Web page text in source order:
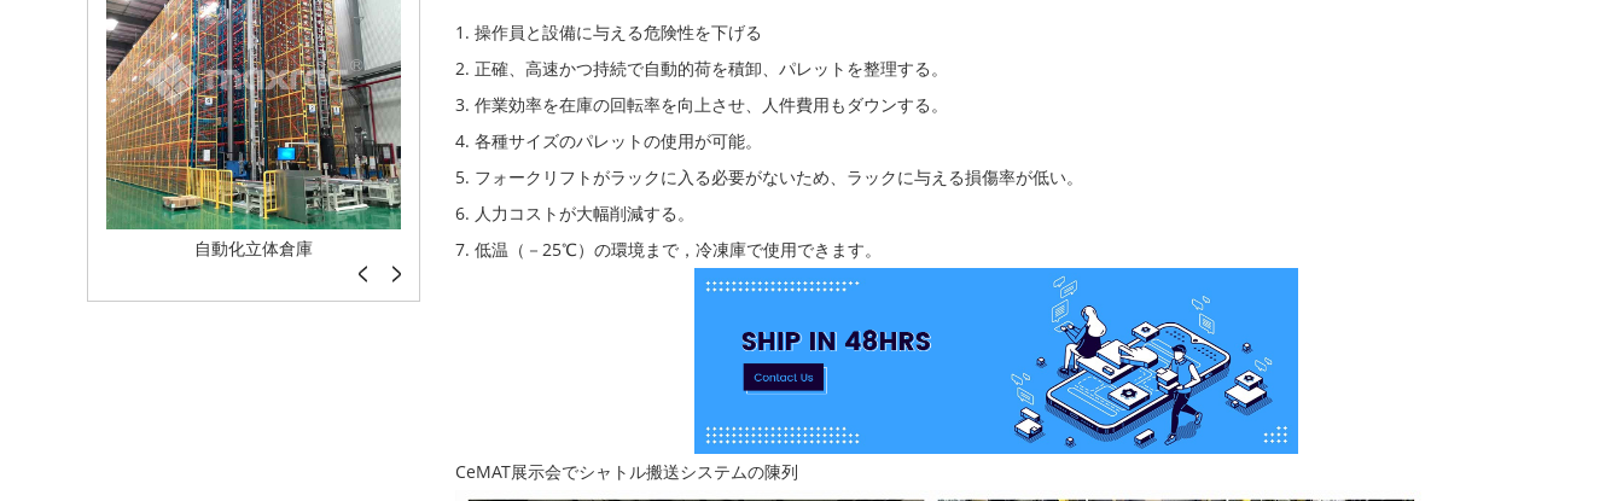
1. 操作員と設備に与える危険性を下げる
2. 正確、高速かつ持続で自動的荷を積卸、パレットを整理する。
3. 作業効率を在庫の回転率を向上させ、人件費用もダウンする。
4. 各種サイズのパレットの使用が可能。
5. フォークリフトがラックに入る必要がないため、ラックに与える損傷率が低い。
6. 人力コストが大幅削減する。
7. 低温（－25℃）の環境まで，冷凍庫で使用できます。
CeMAT展示会でシャトル搬送システムの陳列
Common Accessories Superlock パレットラック